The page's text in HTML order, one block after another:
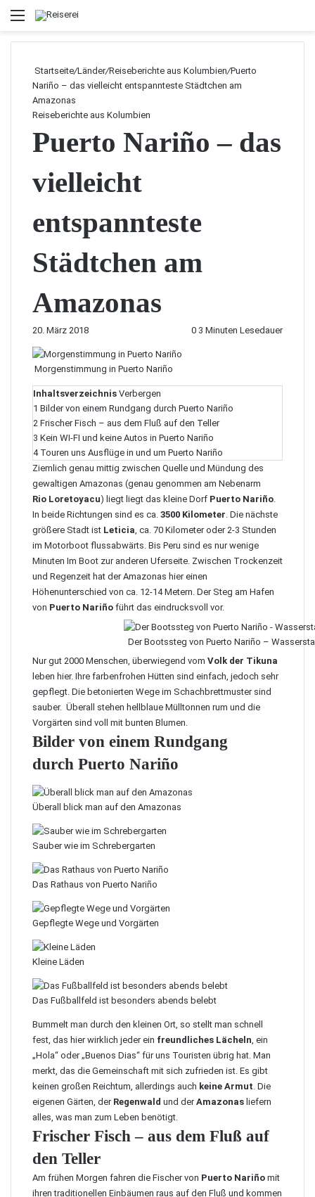
Menü
Startseite/Länder/Reiseberichte aus Kolumbien/Puerto
Nariño – das vielleicht entspannteste Städtchen am
Amazonas
Reiseberichte aus Kolumbien
Puerto Nariño – das
vielleicht
entspannteste
Städtchen am
Amazonas
20. März 2018 0 3 Minuten Lesedauer
Morgenstimmung in Puerto Nariño
Inhaltsverzeichnis Verbergen
1 Bilder von einem Rundgang durch Puerto Nariño
2 Frischer Fisch – aus dem Fluß auf den Teller
3 Kein WI-FI und keine Autos in Puerto Nariño
4 Touren uns Ausflüge in und um Puerto Nariño
Ziemlich genau mittig zwischen Quelle und Mündung des
gewaltigen Amazonas (genau genommen am Nebenarm
Rio Loretoyacu) liegt liegt das kleine Dorf Puerto Nariño.
In beide Richtungen sind es ca. 3500 Kilometer. Die nächste
größere Stadt ist Leticia, ca. 70 Kilometer oder 2-3 Stunden
im Motorboot flussabwärts. Bis Peru sind es nur wenige
Minuten Im Boot zur anderen Uferseite. Zwischen Trockenzeit
und Regenzeit hat der Amazonas hier einen
Höhenunterschied von ca. 12-14 Metern. Der Steg am Hafen
von Puerto Nariño führt das eindrucksvoll vor.
Der Bootssteg von Puerto Nariño –
Nur gut 2000 Menschen, überwiegend vom Volk der Tikuna
leben hier. Ihre farbenfrohen Hütten sind einfach, jedoch sehr
gepflegt. Die betonierten Wege im Schachbrettmuster sind
sauber. Überall stehen hellblaue Mülltonnen rum und die
Vorgärten sind voll mit bunten Blumen.
Bilder von einem Rundgang
durch Puerto Nariño
Überall blick man auf den Amazonas
Sauber wie im Schrebergarten
Das Rathaus von Puerto Nariño
Gepflegte Wege und Vorgärten
Kleine Läden
Das Fußballfeld ist besonders abends belebt
Bummelt man durch den kleinen Ort, so stellt man schnell
fest, das hier wirklich jeder ein freundliches Lächeln, ein
„Hola“ oder „Buenos Dias“ für uns Touristen übrig hat. Man
merkt, das die Gemeinschaft mit sich zufrieden ist. Es gibt
keinen großen Reichtum, allerdings auch keine Armut. Die
eigenen Gärten, der Regenwald und derAmazonas liefern
alles, was man zum Leben benötigt.
Frischer Fisch – aus dem Fluß auf
den Teller
Am frühen Morgen fahren die Fischer von Puerto Nariño mit
ihren traditionellen Einbäumen raus auf den Fluß und kommen